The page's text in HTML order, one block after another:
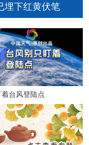
埋下红黄伏笔
台风登陆点